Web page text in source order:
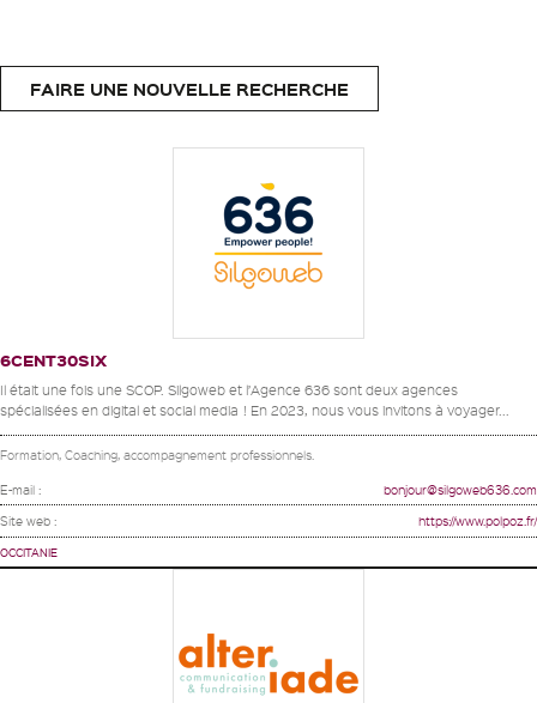
FAIRE UNE NOUVELLE RECHERCHE
6CENT30SIX
Il était une fois une SCOP. Silgoweb et l’Agence 636 sont deux agences
spécialisées en digital et social media ! En 2023, nous vous invitons à voyager...
Formation, Coaching, accompagnement professionnels.
E-mail : bonjour@silgoweb636.com
Site web : https://www.polpoz.fr/
OCCITANIE